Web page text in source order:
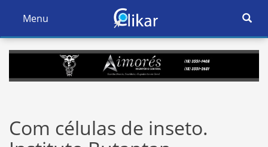
Ativar
Navegação
Menu
Ativar
Com células de inseto.